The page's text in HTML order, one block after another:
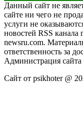
Данный сайт не
сайте ни чего не
услуги не
новостей RSS канала
newsru.com.
ответственность за
Администрация сайта
Сайт от psikhoter @